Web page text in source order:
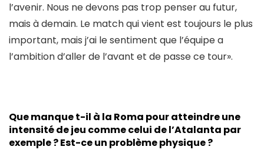
l’avenir. Nous ne devons pas trop penser au futur,
mais à demain. Le match qui vient est toujours le plus
important, mais j’ai le sentiment que l’équipe a
l’ambition d’aller de l’avant et de passe ce tour».
Que manque t-il à la Roma pour atteindre une
intensité de jeu comme celui de l’Atalanta par
exemple ? Est-ce un problème physique ?